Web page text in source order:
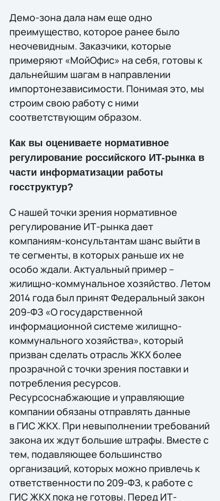
Демо-зона дала нам еще одно
преимущество, которое ранее было
неочевидным. Заказчики, которые
примеряют «МойОфис» на себя, готовы к
дальнейшим шагам в направлении
импортонезависимости. Понимая это, мы
строим свою работу с ними
соответствующим образом.
Как вы оцениваете нормативное
регулирование российского ИТ-рынка в
части информатизации работы
госструктур?
С нашей точки зрения нормативное
регулирование ИТ-рынка дает
компаниям-консультантам шанс выйти в
те сегменты, в которых раньше их не
особо ждали. Актуальный пример –
жилищно-коммунальное хозяйство. Летом
2014 года был принят Федеральный закон
209-ФЗ «О государственной
информационной системе жилищно-
коммунального хозяйства», который
призван сделать отрасль ЖКХ более
прозрачной с точки зрения поставки и
потребления ресурсов.
Ресурсоснабжающие и управляющие
компании обязаны отправлять данные
в ГИС ЖКХ. При невыполнении требований
закона их ждут большие штрафы. Вместе с
тем, подавляющее большинство
организаций, которых можно привлечь к
ответственности по 209-ФЗ, к работе с
ГИС ЖКХ пока не готовы. Перед ИТ-